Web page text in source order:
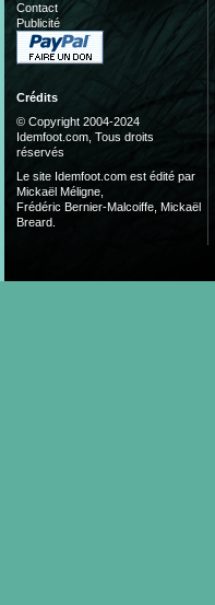
Contact
Publicité
Crédits
© Copyright 2004-2024
Idemfoot.com, Tous droits
réservés
Le site Idemfoot.com est édité par
Mickaël Méligne,
Frédéric Bernier-Malcoiffe, Mickaël
Breard.